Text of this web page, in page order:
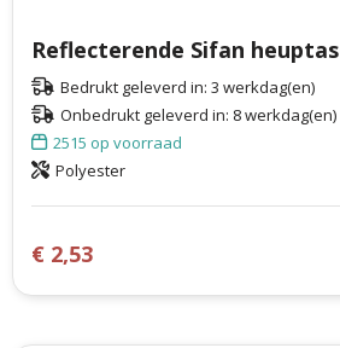
Reflecterende Sifan heuptas
Bedrukt geleverd in: 3 werkdag(en)
Onbedrukt geleverd in: 8 werkdag(en)
2515 op voorraad
Polyester
€ 2,53